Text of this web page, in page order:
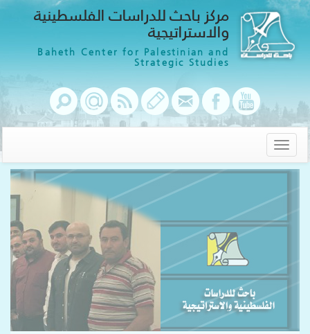
مركز باحث للدراسات الفلسطينية
والاستراتيجية
Baheth Center for Palestinian and
Strategic Studies
Toggle
navigation